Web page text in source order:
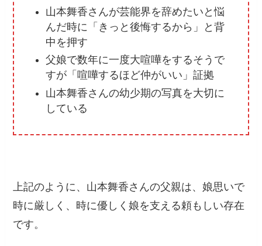
山本舞香さんが芸能界を辞めたいと悩
んだ時に「きっと後悔するから」と背
中を押す
父娘で数年に一度大喧嘩をするそうで
すが「喧嘩するほど仲がいい」証拠
山本舞香さんの幼少期の写真を大切に
している
上記のように、山本舞香さんの父親は、娘思いで
時に厳しく、時に優しく娘を支える頼もしい存在
です。